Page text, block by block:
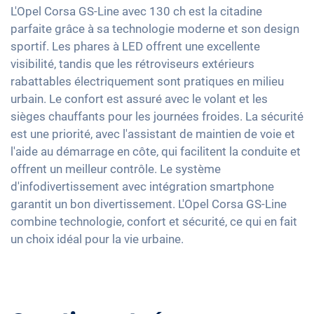
Détecteur de luminosité et de pluie
Rétroviseurs extérieurs à réglage électrique
Rétroviseur intérieur jour/nuit automatique
17" jantes en aluminium
Détection de fatigue
Contrôle de pression des pneus
Assistant de freinage d'urgence
Détection des piétons
Apple Car Play
Android Auto
Ecran tactile
Full Digital Cockpit
Navigation avec Apple CarPlay / Android Auto
Sièges en tissu
Sièges sport
Vitres surteintées
Volant chauffant
Accoudoir central pour les sièges avant
Assistance au démarrage en côte
Banquette rabbattable
L'Opel Corsa GS-Line avec 130 ch est la citadine
parfaite grâce à sa technologie moderne et son design
sportif. Les phares à LED offrent une excellente
visibilité, tandis que les rétroviseurs extérieurs
rabattables électriquement sont pratiques en milieu
urbain. Le confort est assuré avec le volant et les
sièges chauffants pour les journées froides. La sécurité
est une priorité, avec l'assistant de maintien de voie et
l'aide au démarrage en côte, qui facilitent la conduite et
offrent un meilleur contrôle. Le système
d'infodivertissement avec intégration smartphone
garantit un bon divertissement. L'Opel Corsa GS-Line
combine technologie, confort et sécurité, ce qui en fait
un choix idéal pour la vie urbaine.